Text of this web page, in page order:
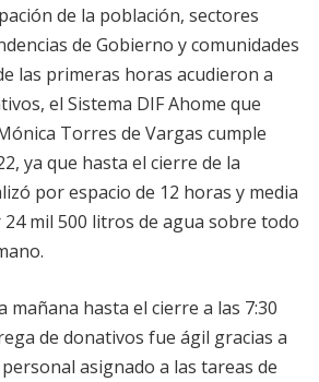
de la población, sectores
de Gobierno y comunidades
las primeras horas acudieron a
el Sistema DIF Ahome que
Torres de Vargas cumple
ya que hasta el cierre de la
por espacio de 12 horas y media
mil 500 litros de agua sobre todo
mañana hasta el cierre a las 7:30
de donativos fue ágil gracias a
asignado a las tareas de